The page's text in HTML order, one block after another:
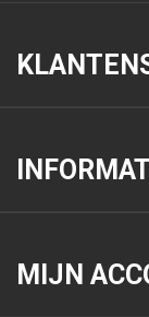
MIJN